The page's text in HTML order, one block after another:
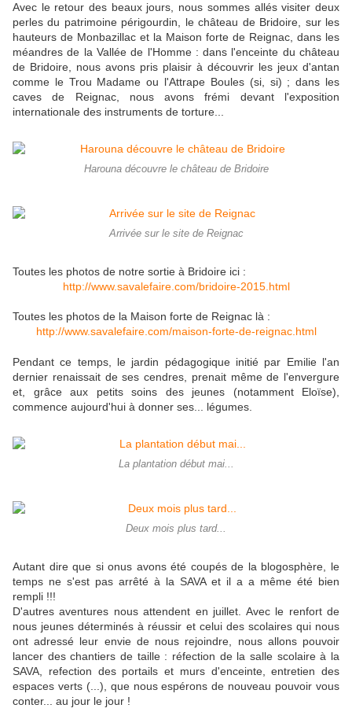
Avec le retour des beaux jours, nous sommes allés visiter deux
perles du patrimoine périgourdin, le château de Bridoire, sur les
hauteurs de Monbazillac et la Maison forte de Reignac, dans les
méandres de la Vallée de l'Homme : dans l'enceinte du château
de Bridoire, nous avons pris plaisir à découvrir les jeux d'antan
comme le Trou Madame ou l'Attrape Boules (si, si) ; dans les
caves de Reignac, nous avons frémi devant l'exposition
internationale des instruments de torture...
Harouna découvre le château de Bridoire
Arrivée sur le site de Reignac
Toutes les photos de notre sortie à Bridoire ici :
http://www.savalefaire.com/bridoire-2015.html
Toutes les photos de la Maison forte de Reignac là :
http://www.savalefaire.com/maison-forte-de-reignac.html
Pendant ce temps, le jardin pédagogique initié par Emilie l'an
dernier renaissait de ses cendres, prenait même de l'envergure
et, grâce aux petits soins des jeunes (notamment Eloïse),
commence aujourd'hui à donner ses... légumes.
La plantation début mai...
Deux mois plus tard...
Autant dire que si onus avons été coupés de la blogosphère, le
temps ne s'est pas arrêté à la SAVA et il a a même été bien
rempli !!!
D'autres aventures nous attendent en juillet. Avec le renfort de
nous jeunes déterminés à réussir et celui des scolaires qui nous
ont adressé leur envie de nous rejoindre, nous allons pouvoir
lancer des chantiers de taille : réfection de la salle scolaire à la
SAVA, refection des portails et murs d'enceinte, entretien des
espaces verts (...), que nous espérons de nouveau pouvoir vous
conter... au jour le jour !